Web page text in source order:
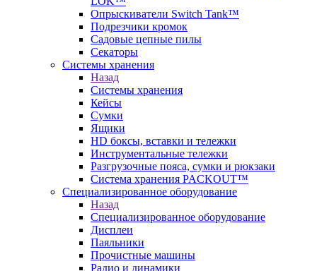
Опрыскиватели Switch Tank™
Подрезчики кромок
Садовые цепные пилы
Секаторы
Системы хранения
Назад
Системы хранения
Кейсы
Сумки
Ящики
HD боксы, вставки и тележки
Инструментальные тележки
Разгрузочные пояса, сумки и рюкзаки
Система хранения PACKOUT™
Специализированное оборудование
Назад
Специализированное оборудование
Дисплеи
Паяльники
Прочистные машины
Радио и динамики